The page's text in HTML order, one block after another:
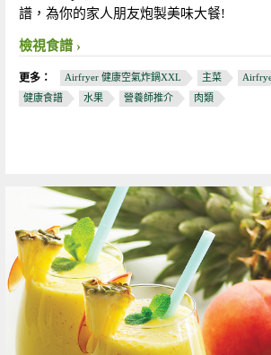
譜，為你的家人朋友炮製美味大餐!
檢視食譜
更多： Airfryer 健康空氣炸鍋XXL 主菜
健康食譜
水果 營養師推介 肉類